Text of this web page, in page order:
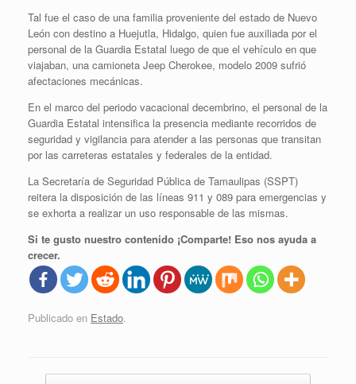
Tal fue el caso de una familia proveniente del estado de Nuevo
León con destino a Huejutla, Hidalgo, quien fue auxiliada por el
personal de la Guardia Estatal luego de que el vehículo en que
viajaban, una camioneta Jeep Cherokee, modelo 2009 sufrió
afectaciones mecánicas.
En el marco del periodo vacacional decembrino, el personal de la
Guardia Estatal intensifica la presencia mediante recorridos de
seguridad y vigilancia para atender a las personas que transitan
por las carreteras estatales y federales de la entidad.
La Secretaría de Seguridad Pública de Tamaulipas (SSPT)
reitera la disposición de las líneas 911 y 089 para emergencias y
se exhorta a realizar un uso responsable de las mismas.
Si te gusto nuestro contenido ¡Comparte! Eso nos ayuda a
crecer.
Publicado en Estado.